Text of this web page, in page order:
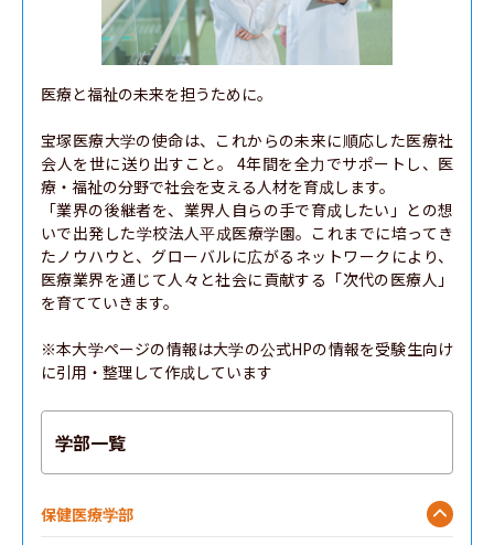
医療と福祉の未来を担うために。
宝塚医療大学の使命は、これからの未来に順応した医療社
会人を世に送り出すこと。 4年間を全力でサポートし、医
療・福祉の分野で社会を支える人材を育成します。
「業界の後継者を、業界人自らの手で育成したい」との想
いで出発した学校法人平成医療学園。これまでに培ってき
たノウハウと、グローバルに広がるネットワークにより、
医療業界を通じて人々と社会に貢献する「次代の医療人」
を育てていきます。
※本大学ページの情報は大学の公式HPの情報を受験生向け
に引用・整理して作成しています
学部一覧
保健医療学部